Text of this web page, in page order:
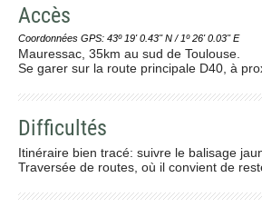
Accès
Coordonnées GPS: 43º 19' 0.43'' N / 1º 26' 0.03'' E
Mauressac, 35km au sud de Toulouse.
Se garer sur la route principale D40, à
Difficultés
Itinéraire bien tracé: suivre le balisage
Traversée de routes, où il convient de